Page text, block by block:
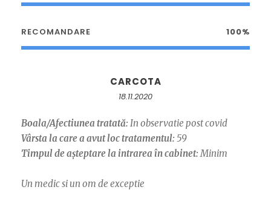
RECOMANDARE 100%
CARCOTA
18.11.2020
Boala/Afectiunea tratată: In observatie post covid
Vârsta la care a avut loc tratamentul: 59
Timpul de așteptare la intrarea în cabinet:Minim
Un medic si un om de exceptie